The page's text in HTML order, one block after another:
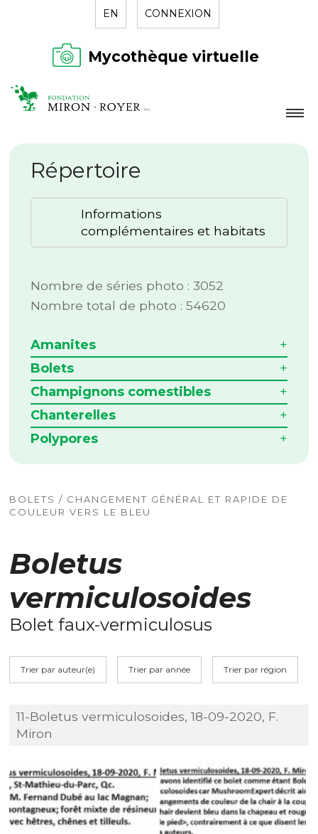
EN CONNEXION
Mycothèque virtuelle
LA FONDATION
NOUVELLES
RÉPERTOIRE
Répertoire
Informations
complémentaires et habitats
Nombre de séries photo : 3052
Nombre total de photo : 54620
Amanites
Bolets
Champignons comestibles
Chanterelles
Polypores
BOLETS / CHANGEMENT GÉNÉRAL ET RAPIDE DE
COULEUR VERS LE BLEU
Boletus
vermiculosoides
Bolet faux-vermiculosus
Trier par auteur(e) Trier par année Trier par région
11-Boletus vermiculosoides, 18-09-2020, F.
Miron